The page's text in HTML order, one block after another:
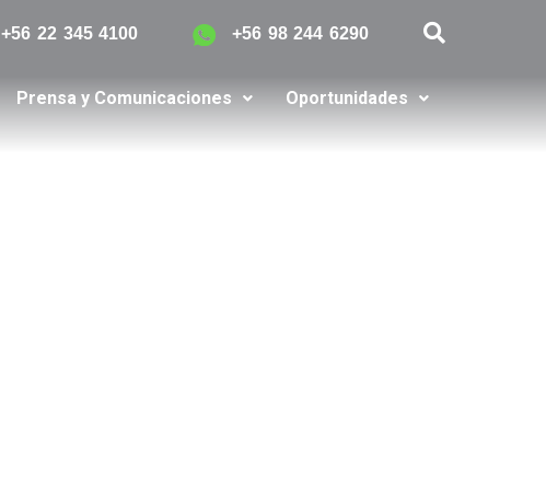
+56 22 345 4100 +56 98 244 6290
Prensa y Comunicaciones Oportunidades